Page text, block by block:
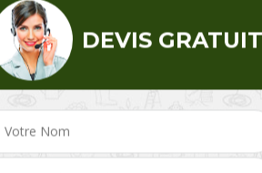
Entreprise abattage
DEVIS GRATUIT